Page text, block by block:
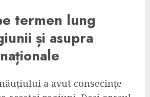
termen lung
și asupra
a avut consecințe